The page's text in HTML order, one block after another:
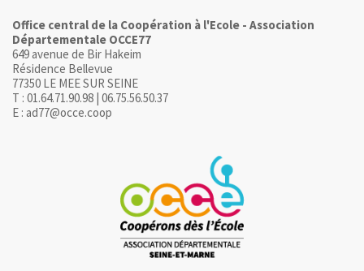
Office central de la Coopération à l'Ecole - Association
Départementale OCCE77
649 avenue de Bir Hakeim
Résidence Bellevue
77350 LE MEE SUR SEINE
T : 01.64.71.90.98 | 06.75.56.50.37
E : ad77@occe.coop